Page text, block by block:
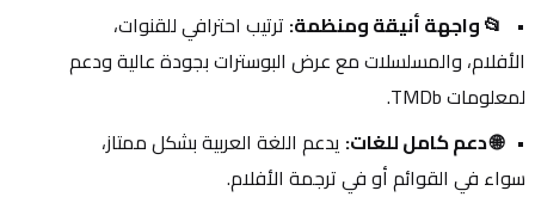
📂 واجهة أنيقة ومنظمة:
لمعلومات TMDb.
🌐 دعم كامل للغات:
سواء في القوائم أو في ترجمة الأفلام.